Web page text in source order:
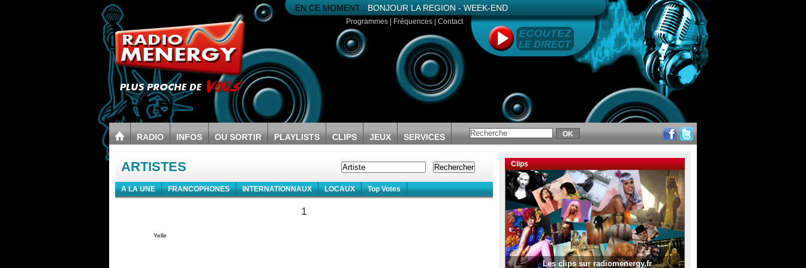
EN CE MOMENT : BONJOUR LA REGION - WEEK-END
Programmes Fréquences Contact
RADIO INFOS OU SORTIR PLAYLISTS CLIPS JEUX SERVICES
ARTISTES
A LA UNE FRANCOPHONES INTERNATIONNAUX LOCAUX Top Votes
1
Yelle
Clips
Les clips sur radiomenergy.fr